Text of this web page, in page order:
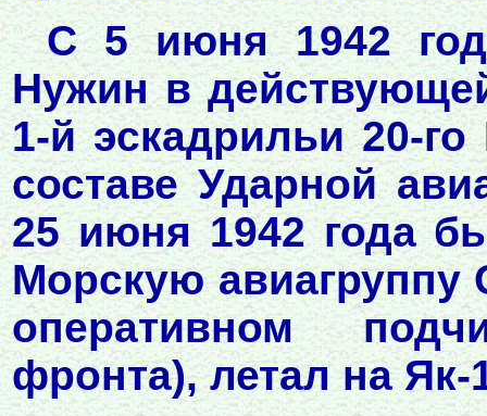
С 5 июня 1942
Нужин в
1-й эскадрильи 20-
составе Ударной
25 июня 1942 года
Морскую авиагруппу
оперативном
фронта), летал на Як-